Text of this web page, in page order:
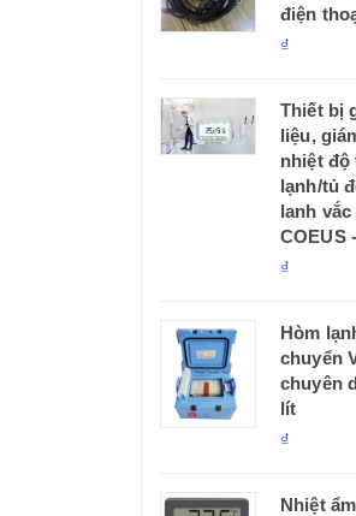
điện
₫
Thiết bị
liệu,
nhiệt độ
lạnh/tủ
lanh vắc
COEUS
₫
Hòm
chuyển
chuyên
lít
₫
Nhiệt